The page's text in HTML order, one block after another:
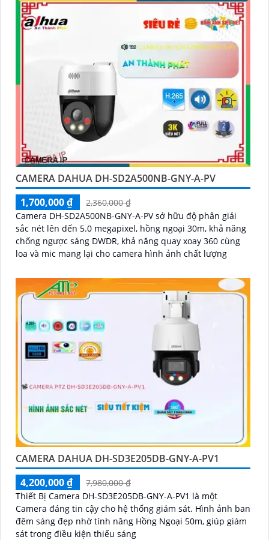
CAMERA DAHUA DH-SD2A500NB-GNY-A-PV
1,700,000 ₫
2,360,000 ₫
Camera DH-SD2A500NB-GNY-A-PV sở hữu độ phân giải
sắc nét lên dến 5.0 megapixel, hồng ngoại 30m, khẳ năng
chống ngược sáng DWDR, khả năng quay xoay 360 cùng
loa và mic mang lại cho camera hình ảnh chất lượng
CAMERA DAHUA DH-SD3E205DB-GNY-A-PV1
4,200,000 ₫
7,980,000 ₫
Thiết Bị Camera DH-SD3E205DB-GNY-A-PV1 là một
Camera đáng tin cậy cho hệ thống giám sát. Hình ảnh ban
đêm sáng đẹp nhờ tính năng Hồng Ngoại 50m, giúp giám
sát trong điều kiện thiếu sáng